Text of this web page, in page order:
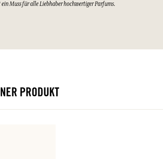
ein Muss für alle Liebhaber hochwertiger Parfums.
PRODUKT